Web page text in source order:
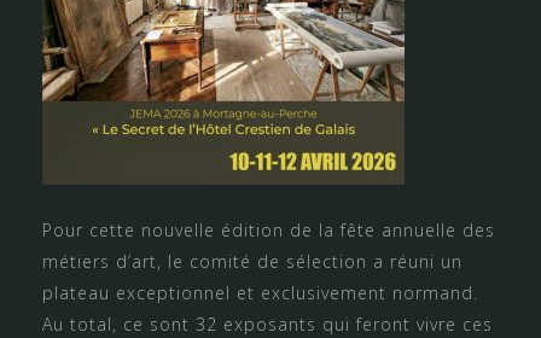
Pour cette nouvelle édition de la fête annuelle des
métiers d’art, le comité de sélection a réuni un
plateau exceptionnel et exclusivement normand.
Au total, ce sont 32 exposants qui feront vivre ces